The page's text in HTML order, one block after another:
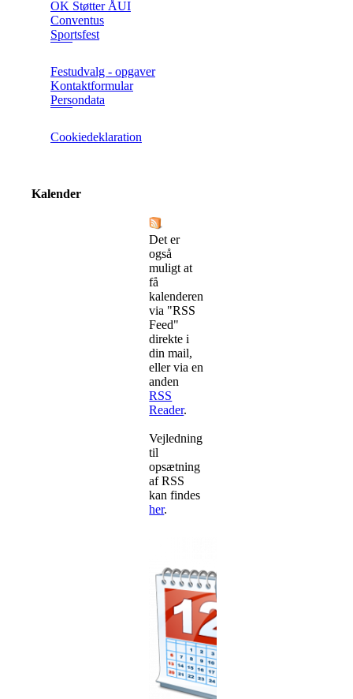
OK Støtter ÅUI
Conventus
Sportsfest
Festudvalg - opgaver
Kontaktformular
Persondata
Cookiedeklaration
Kalender
Det er
også
muligt at
få
kalenderen
via "RSS
Feed"
direkte i
din mail,
eller via en
anden
RSS
Reader.
Vejledning
til
opsætning
af RSS
kan findes
her.